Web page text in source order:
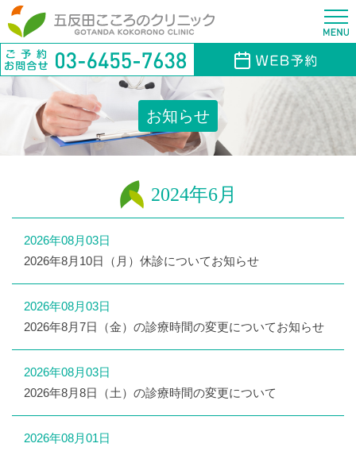
お知らせ
2024年6月
2026年08月03日
2026年8月10日（月）休診についてお知らせ
2026年08月03日
2026年8月7日（金）の診療時間の変更についてお知らせ
2026年08月03日
2026年8月8日（土）の診療時間の変更について
2026年08月01日